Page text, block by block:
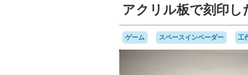
アクリル板で刻印
ゲーム スペースインベーダー 工